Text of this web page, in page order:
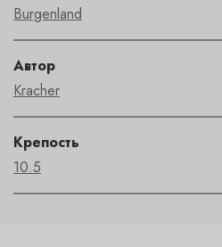
Burgenland
Автор
Kracher
Крепость
10.5